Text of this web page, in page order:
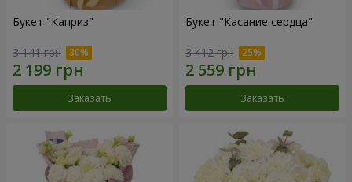
Букет "Каприз"
3 141 грн
Заказать
Букет "Касание сердца"
3 412 грн
Заказать